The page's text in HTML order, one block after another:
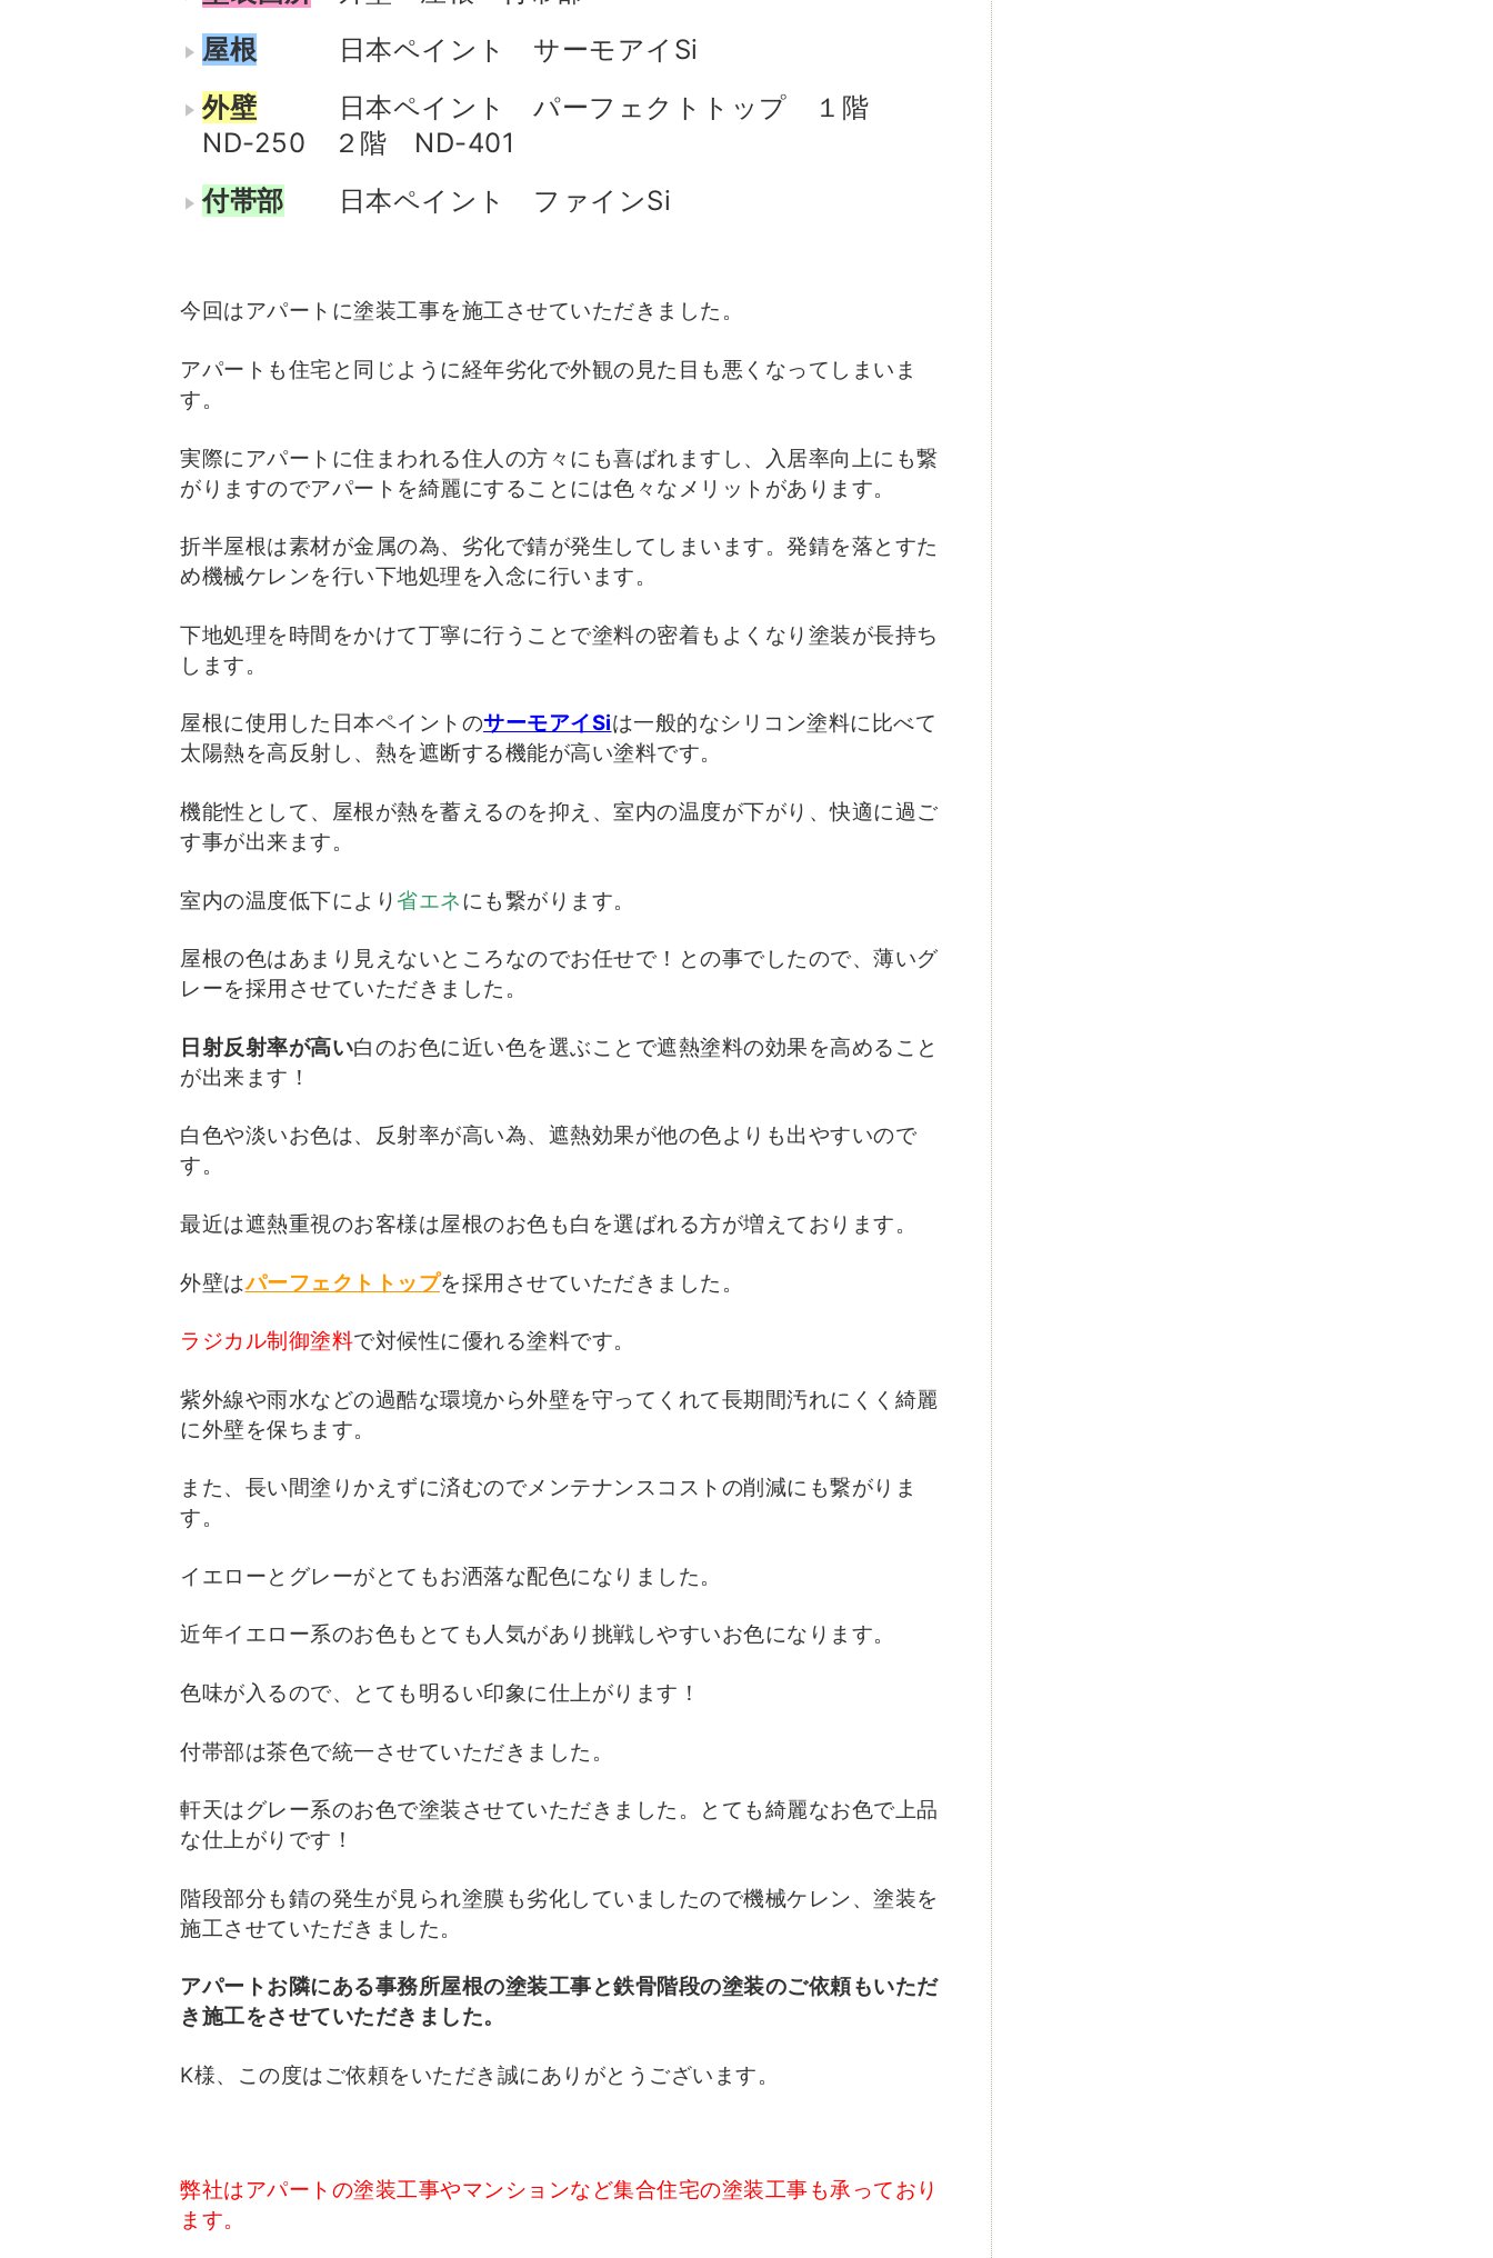
屋根
日本ペイント サーモアイSi
外壁 日本ペイント パーフェクトトップ １階
ND-250 ２階 ND-401
付帯部
日本ペイント ファインSi
今回はアパートに塗装工事を施工させていただきました。
アパートも住宅と同じように経年劣化で外観の見た目も悪くなってしまいま
す。
実際にアパートに住まわれる住人の方々にも喜ばれますし、入居率向上にも繋
がりますのでアパートを綺麗にすることには色々なメリットがあります。
折半屋根は素材が金属の為、劣化で錆が発生してしまいます。発錆を落とすた
め機械ケレンを行い下地処理を入念に行います。
下地処理を時間をかけて丁寧に行うことで塗料の密着もよくなり塗装が長持ち
します。
屋根に使用した日本ペイントのサーモアイSiは一般的なシリコン塗料に比べて
太陽熱を高反射し、熱を遮断する機能が高い塗料です。
機能性として、屋根が熱を蓄えるのを抑え、室内の温度が下がり、快適に過ご
す事が出来ます。
室内の温度低下により省エネにも繋がります。
屋根の色はあまり見えないところなのでお任せで！との事でしたので、薄いグ
レーを採用させていただきました。
日射反射率が高い白のお色に近い色を選ぶことで遮熱塗料の効果を高めること
が出来ます！
白色や淡いお色は、反射率が高い為、遮熱効果が他の色よりも出やすいので
す。
最近は遮熱重視のお客様は屋根のお色も白を選ばれる方が増えております。
外壁はパーフェクトトップを採用させていただきました。
ラジカル制御塗料で対候性に優れる塗料です。
紫外線や雨水などの過酷な環境から外壁を守ってくれて長期間汚れにくく綺麗
に外壁を保ちます。
また、長い間塗りかえずに済むのでメンテナンスコストの削減にも繋がりま
す。
イエローとグレーがとてもお洒落な配色になりました。
近年イエロー系のお色もとても人気があり挑戦しやすいお色になります。
色味が入るので、とても明るい印象に仕上がります！
付帯部は茶色で統一させていただきました。
軒天はグレー系のお色で塗装させていただきました。とても綺麗なお色で上品
な仕上がりです！
階段部分も錆の発生が見られ塗膜も劣化していましたので機械ケレン、塗装を
施工させていただきました。
アパートお隣にある事務所屋根の塗装工事と鉄骨階段の塗装のご依頼もいただ
き施工をさせていただきました。
K様、この度はご依頼をいただき誠にありがとうございます。
弊社はアパートの塗装工事やマンションなど集合住宅の塗装工事も承っており
ます。